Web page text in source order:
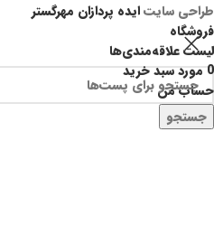
طراحی سایتایده پردازان مهرگستر
جستجو
فروشگاه
لیست علاقه‌مندی‌ها
0موردسبد خرید
حساب من